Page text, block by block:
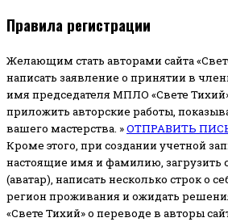
Правила регистрации
Желающим стать авторами сайта
написать заявление о принятии в
имя председателя МПЛО «Свете
приложить авторские работы,
вашего мастерства. »ОТПРАВИТЬ
Кроме этого, при создании учетной
настоящие имя и фамилию, загрузить
(аватар), написать несколько строк о
регион проживания и ожидать
«Свете Тихий» о переводе в авторы